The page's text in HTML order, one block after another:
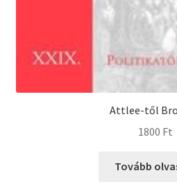
Attlee-től
1800 Ft
Tovább